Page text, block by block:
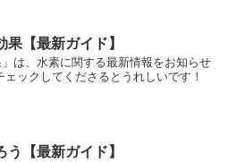
【最新ガイド】
は、水素に関する最新情報をお知らせ
ックしてくださるとうれしいです！
【最新ガイド】